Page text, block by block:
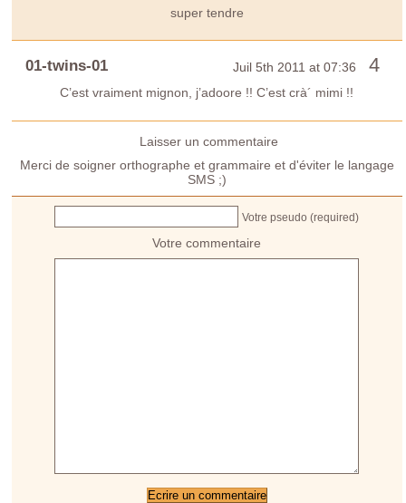
super tendre
01-twins-01 Juil 5th 2011 at 07:36 4
C’est vraiment mignon, j’adoore !! C’est crà´ mimi !!
Laisser un commentaire
Merci de soigner orthographe et grammaire et d'éviter le langage
SMS ;)
Votre pseudo (required)
Votre commentaire